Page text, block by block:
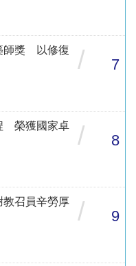
師獎 以修復
/ 7
榮獲國家卓
/ 8
召員辛勞厚
/ 9